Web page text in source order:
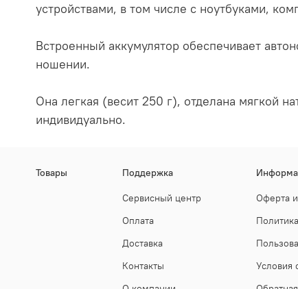
устройствами, в том числе с ноутбуками,
Встроенный аккумулятор обеспечивает
ношении.
Она легкая (весит 250 г), отделана мягкой
индивидуально.
Товары Поддержка
Сервисный центр
Оплата
Доставка
Контакты
Оферта
Условия